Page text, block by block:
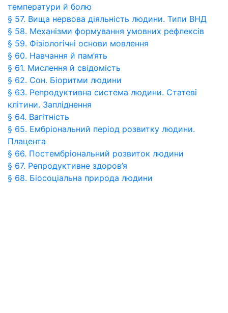
температури й болю
§ 57. Вища нервова діяльність людини. Типи ВНД
§ 58. Механізми формування умовних рефлексів
§ 59. Фізіологічні основи мовлення
§ 60. Навчання й пам’ять
§ 61. Мислення й свідомість
§ 62. Сон. Біоритми людини
§ 63. Репродуктивна система людини. Статеві
клітини. Запліднення
§ 64. Вагітність
§ 65. Ембріональний період розвитку людини.
Плацента
§ 66. Постембріональний розвиток людини
§ 67. Репродуктивне здоров’я
§ 68. Біосоціальна природа людини